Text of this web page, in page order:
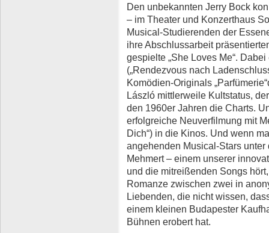
Den unbekannten Jerry Bock
– im Theater und Konzerthaus
Musical-Studierenden der
ihre Abschlussarbeit
gespielte „She Loves Me“.
(„Rendezvous nach
Komödien-Originals
László mittlerweile Kultstatus,
den 1960er Jahren die Charts.
erfolgreiche Neuverfilmung mit
Dich“) in die Kinos. Und wenn
angehenden Musical-Stars
Mehmert – einem unserer
und die mitreißenden Songs
Romanze zwischen zwei in
Liebenden, die nicht wissen,
einem kleinen Budapester
Bühnen erobert hat.